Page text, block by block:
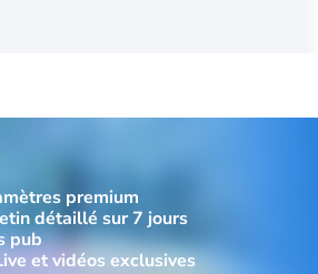
premium
détaillé sur 7 jours
pub
et vidéos exclusives